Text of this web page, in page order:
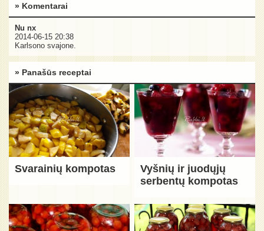
» Komentarai
Nu nx
2014-06-15 20:38
Karlsono svajone.
» Panašūs receptai
Svarainių kompotas
Vyšnių ir juodųjų
serbentų kompotas